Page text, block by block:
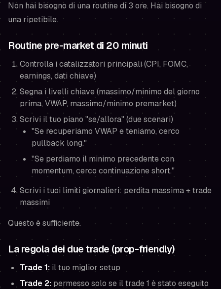
Non hai bisogno di una routine di 3 ore. Hai bisogno di
una ripetibile.
Routine pre-market di 20 minuti
Controlla i catalizzatori principali (CPI, FOMC,
earnings, dati chiave)
Segna i livelli chiave (massimo/minimo del giorno
prima, VWAP, massimo/minimo premarket)
Scrivi il tuo piano "se/allora" (due scenari)
"Se recuperiamo VWAP e teniamo, cerco
pullback long."
"Se perdiamo il minimo precedente con
momentum, cerco continuazione short."
Scrivi i tuoi limiti giornalieri: perdita massima + trade
massimi
Questo è sufficiente.
La regola dei due trade (prop-friendly)
Trade 1: il tuo miglior setup
Trade 2: permesso solo se il trade 1 è stato eseguito